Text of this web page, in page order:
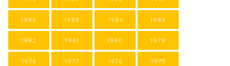
1986 1985 1984 1983
1982 1981 1980 1979
1978 1977 1976 1975